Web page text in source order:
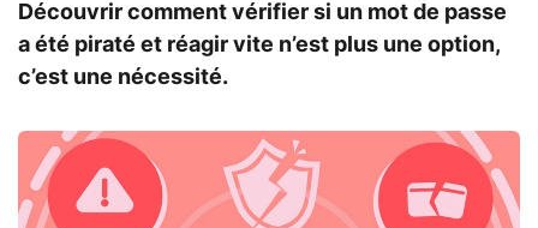
Découvrir comment vérifier si un mot de passe
a été piraté et réagir vite n’est plus une option,
c’est une nécessité.